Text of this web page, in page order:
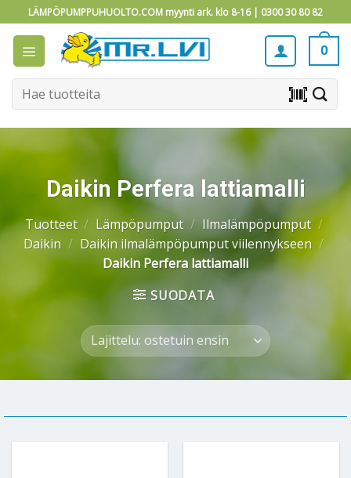
to
content
LÄMPÖPUMPPUHUOLTO.COM myynti ark. klo 8-16 | 0300 30 80 82
0
Etsi: barcode_scanner
Daikin Perfera lattiamalli
Tuotteet / Lämpöpumput / Ilmalämpöpumput /
Daikin / Daikin ilmalämpöpumput viilennykseen /
Daikin Perfera lattiamalli
SUODATA